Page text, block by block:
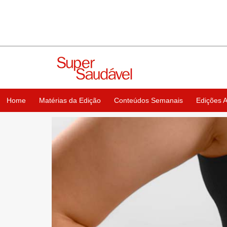
Home Matérias da Edição Conteúdos Semanais Edições